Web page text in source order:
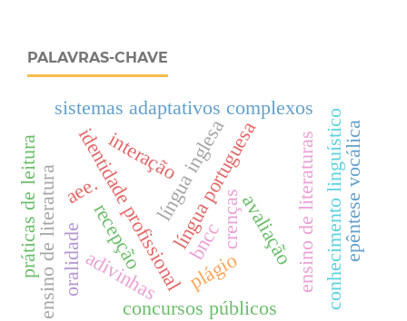
PALAVRAS-CHAVE
identidade profissional
sistemas adaptativos complexos
crenças conhecimento linguístico
língua portuguesaavaliação
concursos públicos
adivinhas
recepção ensino de literaturas
oralidade
língua inglesa epêntese vocálica
interação
ensino de literatura bncc
práticas de leitura plágio
aee.